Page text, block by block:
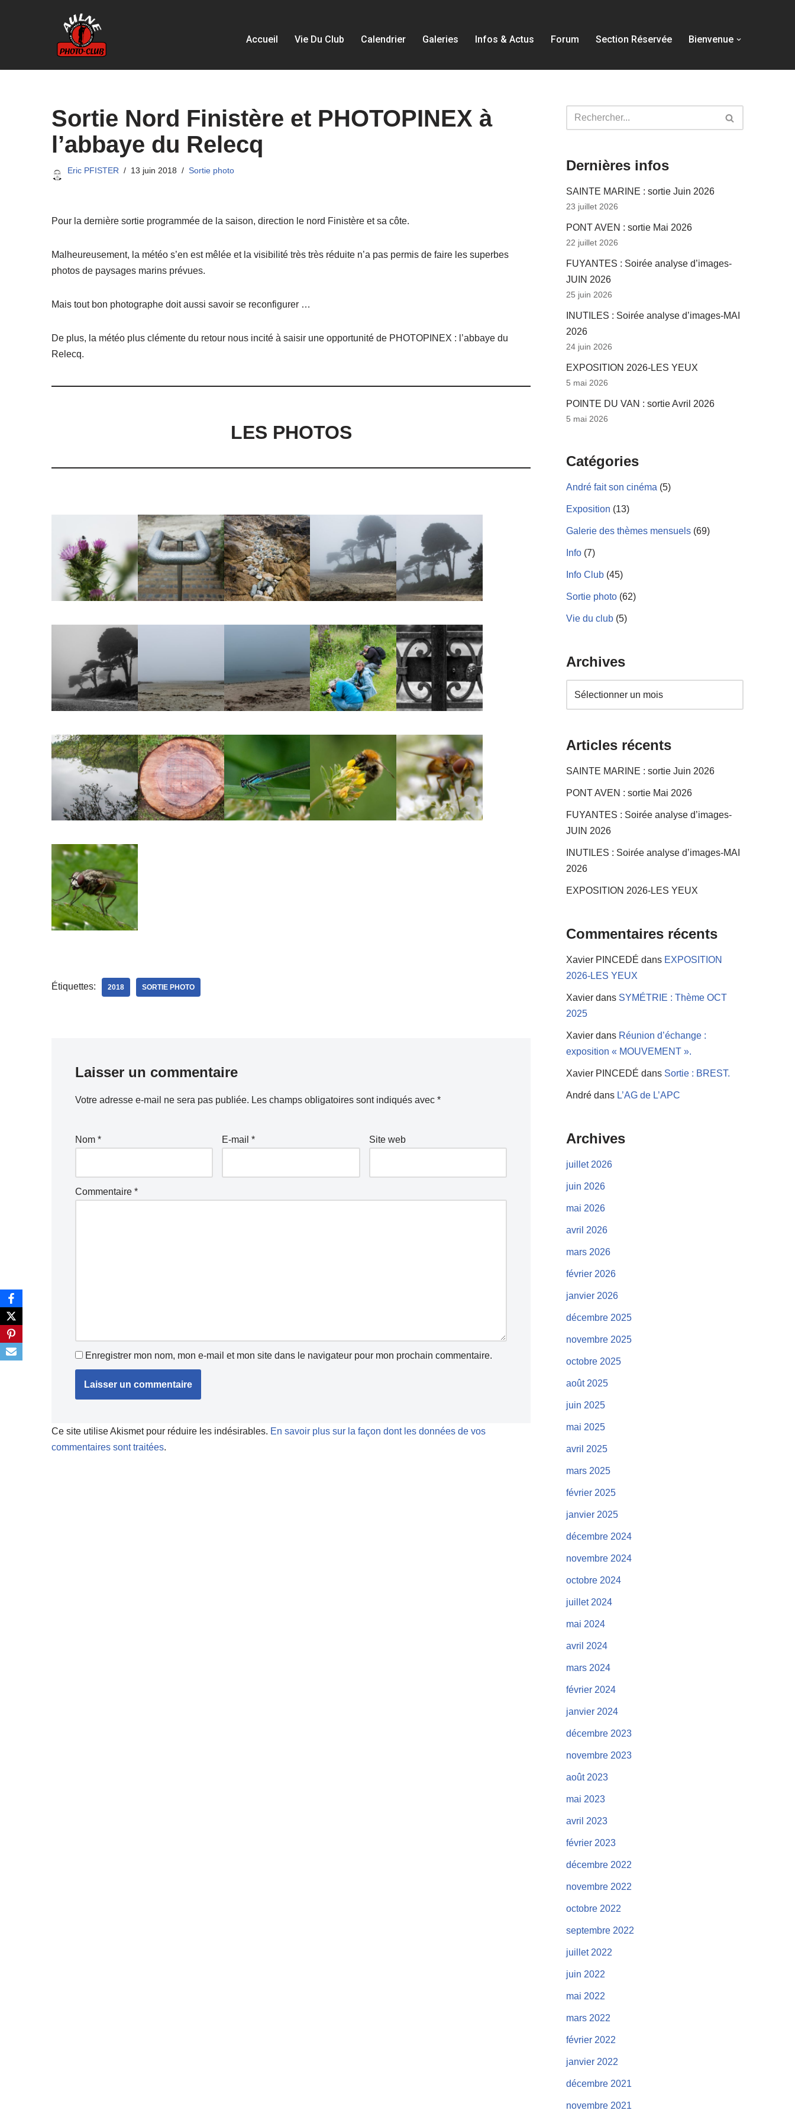
Accueil Vie Du Club Calendrier Galeries Infos & Actus Forum Section Réservée Bienvenue
Sortie Nord Finistère et PHOTOPINEX à
l’abbaye du Relecq
Eric PFISTER 13 juin 2018 Sortie photo
Pour la dernière sortie programmée de la saison, direction le nord Finistère et sa côte.
Malheureusement, la météo s’en est mêlée et la visibilité très très réduite n’a pas permis de faire les superbes
photos de paysages marins prévues.
Mais tout bon photographe doit aussi savoir se reconfigurer …
De plus, la météo plus clémente du retour nous incité à saisir une opportunité de PHOTOPINEX : l’abbaye du
Relecq.
LES PHOTOS
Étiquettes: 2018 SORTIE PHOTO
Laisser un commentaire
Votre adresse e-mail ne sera pas publiée. Les champs obligatoires sont indiqués avec *
Nom * E-mail* Site web
Commentaire *
Enregistrer mon nom, mon e-mail et mon site dans le navigateur pour mon prochain commentaire.
Ce site utilise Akismet pour réduire les indésirables. En savoir plus sur la façon dont les données de vos
commentaires sont traitées.
Dernières infos
SAINTE MARINE : sortie Juin 2026
23 juillet 2026
PONT AVEN : sortie Mai 2026
22 juillet 2026
FUYANTES : Soirée analyse d’images-
JUIN 2026
25 juin 2026
INUTILES : Soirée analyse d’images-MAI
2026
24 juin 2026
EXPOSITION 2026-LES YEUX
5 mai 2026
POINTE DU VAN : sortie Avril 2026
5 mai 2026
Catégories
André fait son cinéma (5)
Exposition (13)
Galerie des thèmes mensuels (69)
Info (7)
Info Club (45)
Sortie photo (62)
Vie du club (5)
Archives
Articles récents
SAINTE MARINE : sortie Juin 2026
PONT AVEN : sortie Mai 2026
FUYANTES : Soirée analyse d’images-
JUIN 2026
INUTILES : Soirée analyse d’images-MAI
2026
EXPOSITION 2026-LES YEUX
Commentaires récents
Xavier PINCEDÉ dans EXPOSITION
2026-LES YEUX
Xavier dans SYMÉTRIE : Thème OCT
2025
Xavier dans Réunion d’échange :
exposition « MOUVEMENT ».
Xavier PINCEDÉ dans Sortie : BREST.
André dans L’AG de L’APC
Archives
juillet 2026
juin 2026
mai 2026
avril 2026
mars 2026
février 2026
janvier 2026
décembre 2025
novembre 2025
octobre 2025
août 2025
juin 2025
mai 2025
avril 2025
mars 2025
février 2025
janvier 2025
décembre 2024
novembre 2024
octobre 2024
juillet 2024
mai 2024
avril 2024
mars 2024
février 2024
janvier 2024
décembre 2023
novembre 2023
août 2023
mai 2023
avril 2023
février 2023
décembre 2022
novembre 2022
octobre 2022
septembre 2022
juillet 2022
juin 2022
mai 2022
mars 2022
février 2022
janvier 2022
décembre 2021
novembre 2021